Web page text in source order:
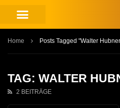
Home Posts Tagged "Walter
TAG: WALTER
2 BEITRÄGE